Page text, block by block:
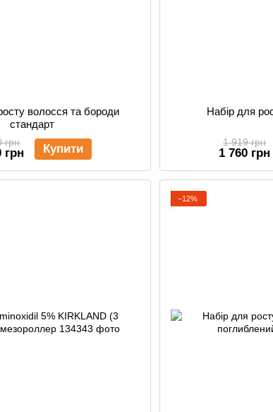
волосся та бороди
стандарт
грн
грн Купити
Набір для
1 919 грн
1 760 грн
−12%